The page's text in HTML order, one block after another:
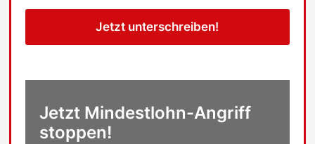
Jetzt unterschreiben!
Jetzt Mindestlohn-Angriff
stoppen!